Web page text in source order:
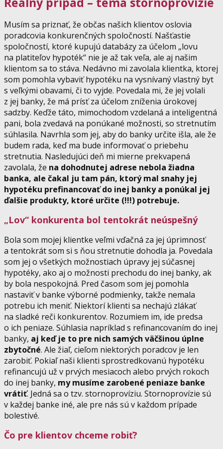
Musím sa priznať, že občas našich klientov oslovia
poradcovia konkurenčných spoločností. Našťastie
spoločností, ktoré kupujú databázy za účelom „lovu
na platiteľov hypoték“ nie je až tak veľa, ale aj našim
klientom sa to stáva. Nedávno mi zavolala klientka, ktorej
som pomohla vybaviť hypotéku na vysnívaný vlastný byt
s veľkými obavami, či to vyjde. Povedala mi, že jej volali
z jej banky, že má prísť za účelom zníženia úrokovej
sadzby. Keďže táto, mimochodom vzdelaná a inteligentná
pani, bola zvedavá na ponúkané možnosti, so stretnutím
súhlasila. Navrhla som jej, aby do banky určite išla, ale že
budem rada, keď ma bude informovať o priebehu
stretnutia. Nasledujúci deň mi mierne prekvapená
zavolala, že na dohodnutej adrese nebola žiadna
banka, ale čakal ju tam pán, ktorý mal snahy jej
hypotéku prefinancovať do inej banky a ponúkal jej
ďalšie produkty, ktoré určite (!!!) potrebuje.
„Lov“ konkurenta bol tentokrát neúspešný
Bola som mojej klientke veľmi vďačná za jej úprimnosť
a tentokrát som si s ňou stretnutie dohodla ja. Povedala
som jej o všetkých možnostiach úpravy jej súčasnej
hypotéky, ako aj o možnosti prechodu do inej banky, ak
by bola nespokojná. Pred časom som jej pomohla
nastaviť v banke výborné podmienky, takže nemala
potrebu ich meniť. Niektorí klienti sa nechajú zlákať
na sladké reči konkurentov. Rozumiem im, ide predsa
o ich peniaze. Súhlasia napríklad s refinancovaním do inej
banky, aj keď je to pre nich samých väčšinou úplne
zbytočné. Ale žiaľ, cieľom niektorých poradcov je len
zarobiť. Pokiaľ naši klienti sprostredkovanú hypotéku
refinancujú už v prvých mesiacoch alebo prvých rokoch
do inej banky, my musíme zarobené peniaze banke
vrátiť. Jedná sa o tzv. stornoprovíziu. Stornoprovízie sú
v každej banke iné, ale pre nás sú v každom prípade
bolestivé.
Čo pre klientov chceme robiť?